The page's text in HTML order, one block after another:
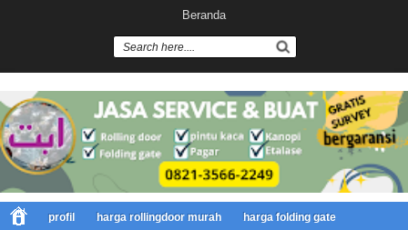
Beranda
profil harga rollingdoor murah harga folding gate